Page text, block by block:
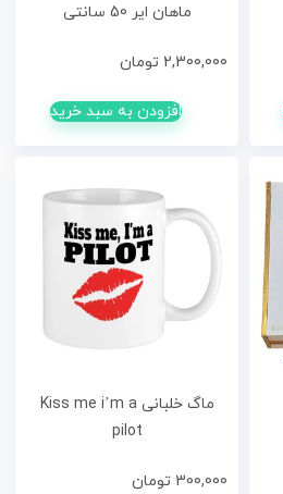
ماهان ایر 50 سانتی
2,300,000 تومان
افزودن به سبد خرید
ماگ خلبانی Kiss me i’m a
pilot
300,000 تومان